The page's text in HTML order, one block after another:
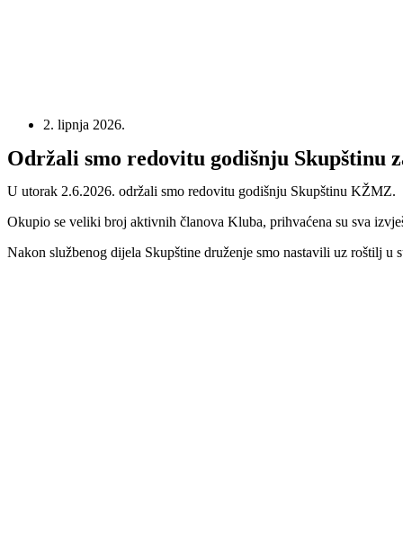
2. lipnja 2026.
Održali smo redovitu godišnju Skupštinu
U utorak 2.6.2026. održali smo redovitu godišnju Skupštinu KŽMZ.
Okupio se veliki broj aktivnih članova Kluba, prihvaćena su sva
Nakon službenog dijela Skupštine druženje smo nastavili uz roštilj u